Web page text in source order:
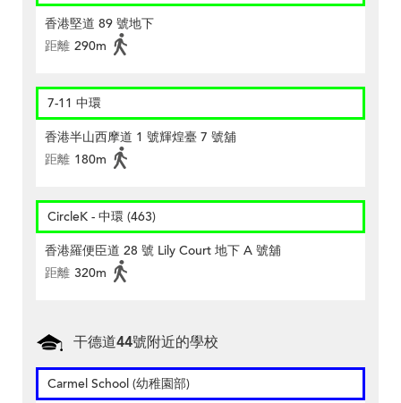
香港堅道 89 號地下
距離 290m
7-11 中環
香港半山西摩道 1 號輝煌臺 7 號舖
距離 180m
CircleK - 中環 (463)
香港羅便臣道 28 號 Lily Court 地下 A 號舖
距離 320m
干德道44號附近的學校
Carmel School (幼稚園部)